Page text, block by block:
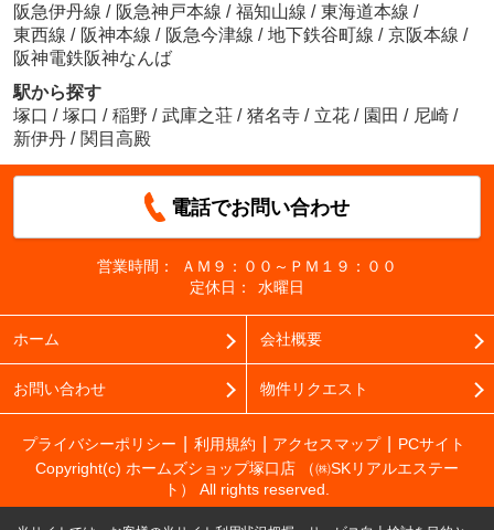
阪急伊丹線 / 阪急神戸本線 / 福知山線 / 東海道本線 /
東西線 / 阪神本線 / 阪急今津線 / 地下鉄谷町線 / 京阪本線 /
阪神電鉄阪神なんば
駅から探す
塚口 / 塚口 / 稲野 / 武庫之荘 / 猪名寺 / 立花 / 園田 / 尼崎 /
新伊丹 / 関目高殿
電話でお問い合わせ
営業時間：
ＡＭ９：００～ＰＭ１９：００
定休日：
水曜日
ホーム 会社概要
お問い合わせ 物件リクエスト
プライバシーポリシー 利用規約 アクセスマップ
PCサイト
Copyright(c) ホームズショップ塚口店 （㈱SKリアルエステー
ト） All rights reserved.